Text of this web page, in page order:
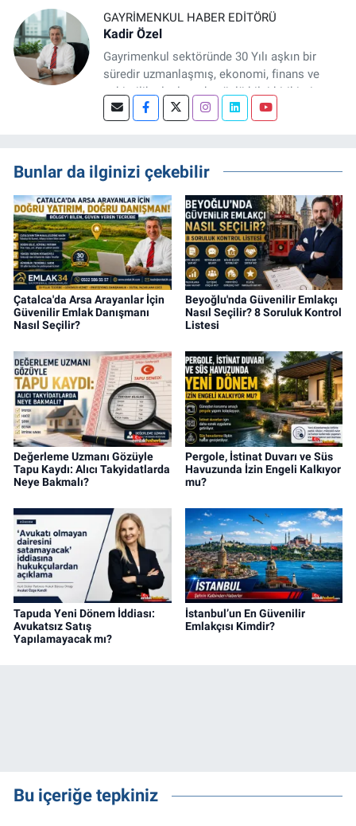
GAYRIMENKUL HABER EDITÖRÜ
Kadir Özel
Gayrimenkul sektöründe 30 Yılı aşkın bir
süredir uzmanlaşmış, ekonomi, finans ve
şehircilik alanlarında güçlü bilgi birikimine
sahip, dijital medya odaklı deneyimli bir
projeleri üzerine haber, analiz ve özel
dosyalar hazırlama konusunda yetkinim.
Bunlar da ilginizi çekebilir
Çatalca'da Arsa Arayanlar İçin
Güvenilir Emlak Danışmanı
Nasıl Seçilir?
Beyoğlu'nda Güvenilir Emlakçı
Nasıl Seçilir? 8 Soruluk Kontrol
Listesi
Değerleme Uzmanı Gözüyle
Tapu Kaydı: Alıcı Takyidatlarda
Neye Bakmalı?
Pergole, İstinat Duvarı ve Süs
Havuzunda İzin Engeli Kalkıyor
mu?
Tapuda Yeni Dönem İddiası:
Avukatsız Satış
Yapılamayacak mı?
İstanbul’un En Güvenilir
Emlakçısı Kimdir?
Bu içeriğe tepkiniz